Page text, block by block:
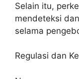
Selain itu,
mendeteksi
selama
Regulasi dan